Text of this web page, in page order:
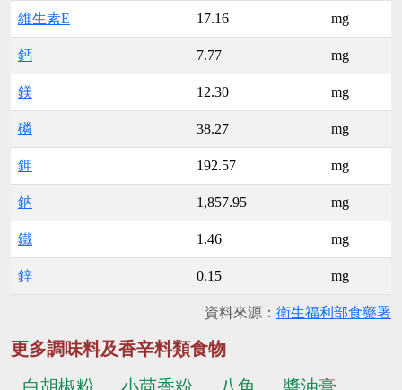
維生素E 17.16 mg
鈣 7.77 mg
鎂 12.30 mg
磷 38.27 mg
鉀 192.57 mg
鈉 1,857.95 mg
鐵 1.46 mg
鋅 0.15 mg
資料來源： 衛生福利部食藥署
更多調味料及香辛料類食物